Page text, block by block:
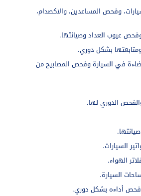
وفحص المساعدين، والاكصدام،
عيوب العداد وصيانتها.
بشكل دوري.
في السيارة وفحص المصابيح من
الدوري لها.
السيارات.
الهواء.
السيارة.
أداءه بشكل دوري.